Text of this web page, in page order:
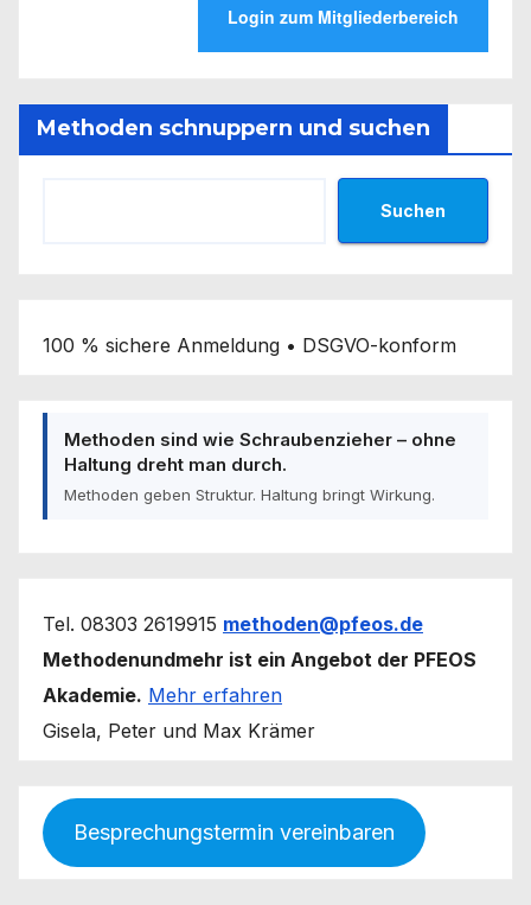
Methoden schnuppern und suchen
Suchen
100 % sichere Anmeldung • DSGVO-konform
Methoden sind wie Schraubenzieher – ohne
Haltung dreht man durch.
Methoden geben Struktur. Haltung bringt Wirkung.
Tel. 08303 2619915 methoden@pfeos.de
Methodenundmehr ist ein Angebot der PFEOS
Akademie. Mehr erfahren
Gisela, Peter und Max Krämer
Besprechungstermin vereinbaren